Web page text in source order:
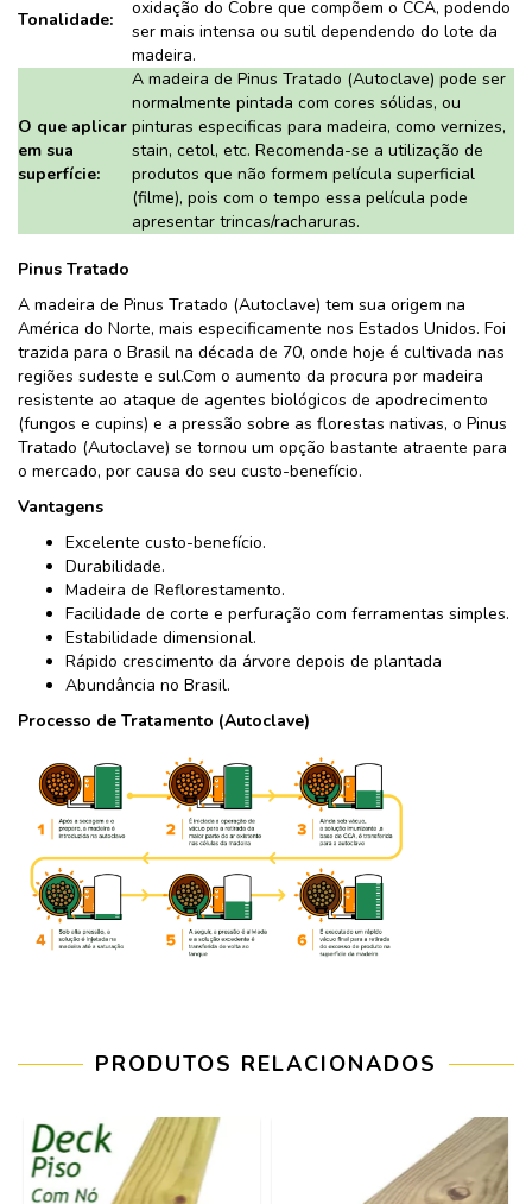
Tonalidade:
oxidação do Cobre que compõem o CCA, podendo
ser mais intensa ou sutil dependendo do lote da
madeira.
O que aplicar
em sua
superfície:
A madeira de Pinus Tratado (Autoclave) pode ser
normalmente pintada com cores sólidas, ou
pinturas especificas para madeira, como vernizes,
stain, cetol, etc. Recomenda-se a utilização de
produtos que não formem película superficial
(filme), pois com o tempo essa película pode
apresentar trincas/racharuras.
Pinus Tratado
A madeira de Pinus Tratado (Autoclave) tem sua origem na
América do Norte, mais especificamente nos Estados Unidos. Foi
trazida para o Brasil na década de 70, onde hoje é cultivada nas
regiões sudeste e sul.Com o aumento da procura por madeira
resistente ao ataque de agentes biológicos de apodrecimento
(fungos e cupins) e a pressão sobre as florestas nativas, o Pinus
Tratado (Autoclave) se tornou um opção bastante atraente para
o mercado, por causa do seu custo-benefício.
Vantagens
Excelente custo-benefício.
Durabilidade.
Madeira de Reflorestamento.
Facilidade de corte e perfuração com ferramentas simples.
Estabilidade dimensional.
Rápido crescimento da árvore depois de plantada
Abundância no Brasil.
Processo de Tratamento (Autoclave)
PRODUTOS RELACIONADOS